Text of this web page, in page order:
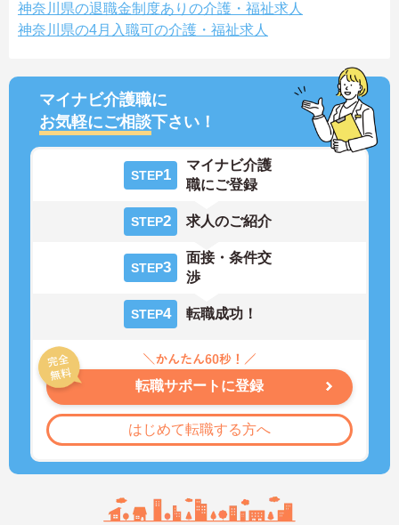
神奈川県の退職金制度ありの介護・福祉求人
神奈川県の4月入職可の介護・福祉求人
マイナビ介護職に
お気軽にご相談下さい！
STEP1
マイナビ介護
職にご登録
STEP2 求人のご紹介
STEP3
面接・条件交
渉
STEP4 転職成功！
転職サポートに登録
はじめて転職する方へ